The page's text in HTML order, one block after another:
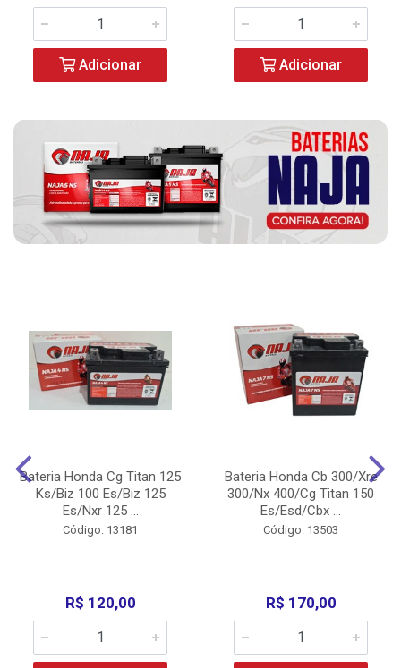
Adicionar Adicionar
Bateria Honda Cg Titan 125
Ks/Biz 100 Es/Biz 125
Es/Nxr 125 ...
Código: 13181
R$ 120,00
Bateria Honda Cb 300/Xre
300/Nx 400/Cg Titan 150
Es/Esd/Cbx ...
Código: 13503
R$ 170,00